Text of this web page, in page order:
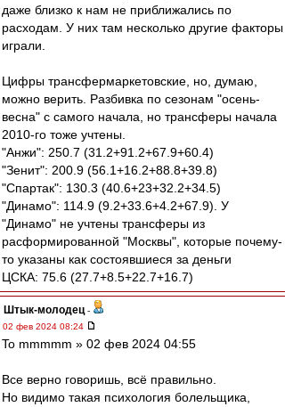
даже близко к нам не приближались по
расходам. У них там несколько другие факторы
играли.
Цифры трансфермаркетовские, но, думаю,
можно верить. Разбивка по сезонам "осень-
весна" с самого начала, но трансферы начала
2010-го тоже учтены.
"Анжи": 250.7 (31.2+91.2+67.9+60.4)
"Зенит": 200.9 (56.1+16.2+88.8+39.8)
"Спартак": 130.3 (40.6+23+32.2+34.5)
"Динамо": 114.9 (9.2+33.6+4.2+67.9). У
"Динамо" не учтены трансферы из
расформированной "Москвы", которые почему-
то указаны как состоявшиеся за деньги
ЦСКА: 75.6 (27.7+8.5+22.7+16.7)
Штык-молодец -
02 фев 2024 08:24
To mmmmm » 02 фев 2024 04:55
Все верно говоришь, всё правильно.
Но видимо такая психология болельщика,